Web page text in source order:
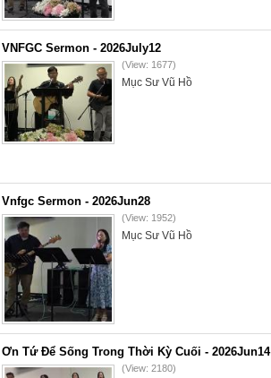
VNFGC Sermon - 2026July12
(View: 1677)
Mục Sư Vũ Hồ
Vnfgc Sermon - 2026Jun28
(View: 1952)
Mục Sư Vũ Hồ
Ơn Tứ Để Sống Trong Thời Kỳ Cuối - 2026Jun14
(View: 2180)